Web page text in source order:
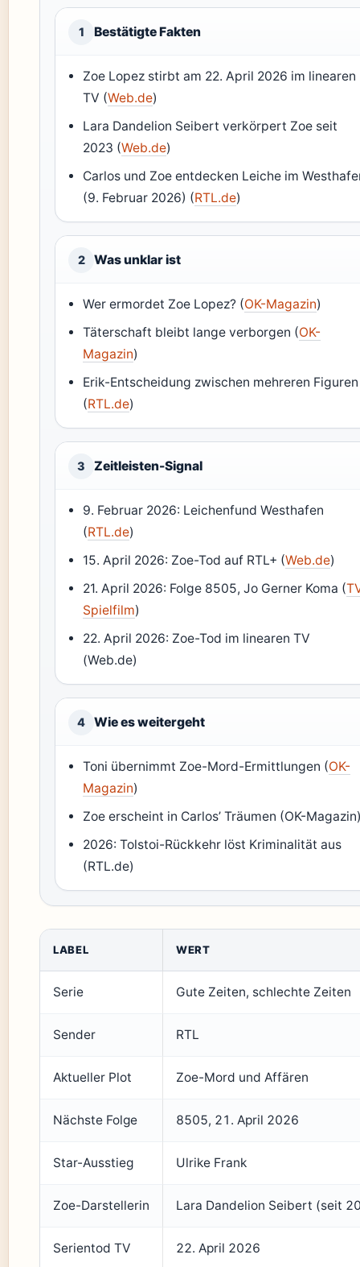
1 Bestätigte Fakten
Zoe Lopez stirbt am 22. April 2026 im linearen
TV (Web.de)
Lara Dandelion Seibert verkörpert Zoe seit
2023 (Web.de)
Carlos und Zoe entdecken Leiche im
(9. Februar 2026) (RTL.de)
2 Was unklar ist
Wer ermordet Zoe Lopez? (OK-Magazin)
Täterschaft bleibt lange verborgen (OK-
Magazin)
Erik-Entscheidung zwischen mehreren Figuren
(RTL.de)
3 Zeitleisten-Signal
9. Februar 2026: Leichenfund Westhafen
(RTL.de)
15. April 2026: Zoe-Tod auf RTL+ (Web.de)
21. April 2026: Folge 8505, Jo Gerner Koma (
Spielfilm)
22. April 2026: Zoe-Tod im linearen TV
(Web.de)
4 Wie es weitergeht
Toni übernimmt Zoe-Mord-Ermittlungen (OK-
Magazin)
Zoe erscheint in Carlos’ Träumen (OK-
2026: Tolstoi-Rückkehr löst Kriminalität aus
(RTL.de)
LABEL WERT
Serie Gute Zeiten, schlechte Zeiten
Sender RTL
Aktueller Plot Zoe-Mord und Affären
Nächste Folge 8505, 21. April 2026
Star-Ausstieg Ulrike Frank
Zoe-Darstellerin Lara Dandelion Seibert (seit
Serientod TV 22. April 2026